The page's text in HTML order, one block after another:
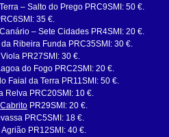
– Salto do Prego PRC9SMI: 50 €.
35 €.
– Sete Cidades PR4SMI: 20 €.
da Ribeira Funda PRC35SMI: 30 €.
PR27SMI: 30 €.
do Fogo PRC2SMI: 20 €.
Faial da Terra PR11SMI: 50 €.
Relva PRC20SMI: 10 €.
Cabrito PR29SMI: 20 €.
PRC5SMI: 18 €.
PR12SMI: 40 €.